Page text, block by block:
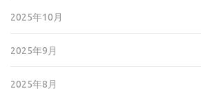
2025年10月
2025年9月
2025年8月